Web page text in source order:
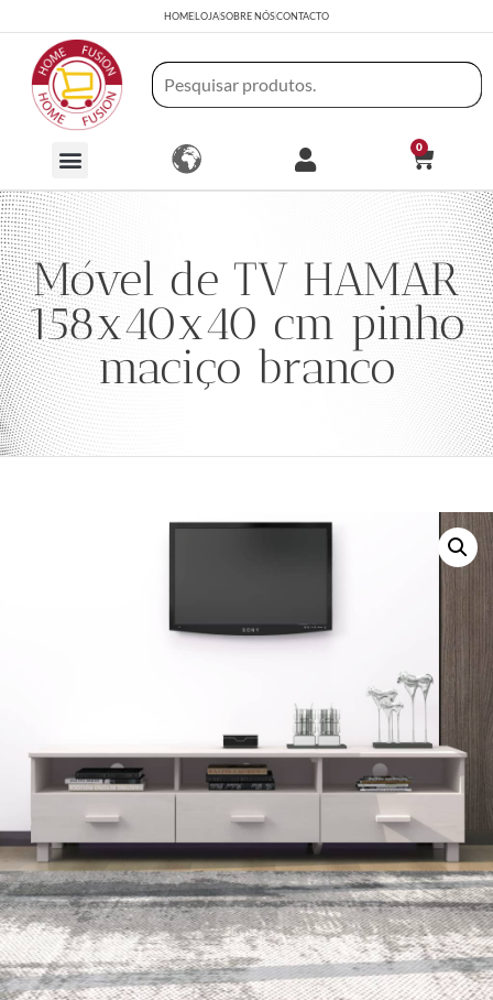
HOMELOJASOBRE NÓSCONTACTO
0
Móvel de TV HAMAR
158x40x40 cm pinho
maciço branco